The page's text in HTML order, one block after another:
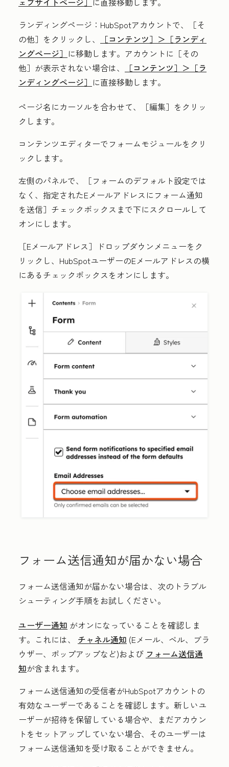
ランディングページ ：HubSpotアカウントで、
［そ
の他］をクリックし、
［コンテンツ］＞ ［ランディ
ングページ］ に移動します。アカウントに ［その
他］が表示されない場合は、
［コンテンツ］＞ ［ラ
ンディングページ］ に直接移動します。
ページ名にカーソルを合わせて、［編集］ をクリッ
クします。
コンテンツエディターでフォームモジュールをクリ
ックします。
左側のパネルで、［フォームのデフォルト設定では
なく、指定されたEメールアドレスにフォーム通知
を送信］ チェックボックスまで下にスクロールして
オンにします。
［Eメールアドレス］
ドロップダウンメニューをク
リックし、HubSpotユーザーのEメールアドレスの横
にあるチェックボックスをオンにします。
フォーム送信通知が届かない場合
フォーム送信通知が届かない場合は、次のトラブル
シューティング手順をお試しください。
ユーザー通知 がオンになっていることを確認しま
す。これには、 チャネル通知 (Eメール、ベル、ブラ
ウザー、ポップアップなど)および フォーム送信通
知が含まれます。
フォーム送信通知の受信者がHubSpotアカウントの
有効なユーザーであることを確認します。新しいユ
ーザーが招待を保留している場合や、まだアカウン
トをセットアップしていない場合、そのユーザーは
フォーム送信通知を受け取ることができません。